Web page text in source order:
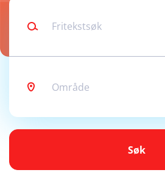
Søk
Søk